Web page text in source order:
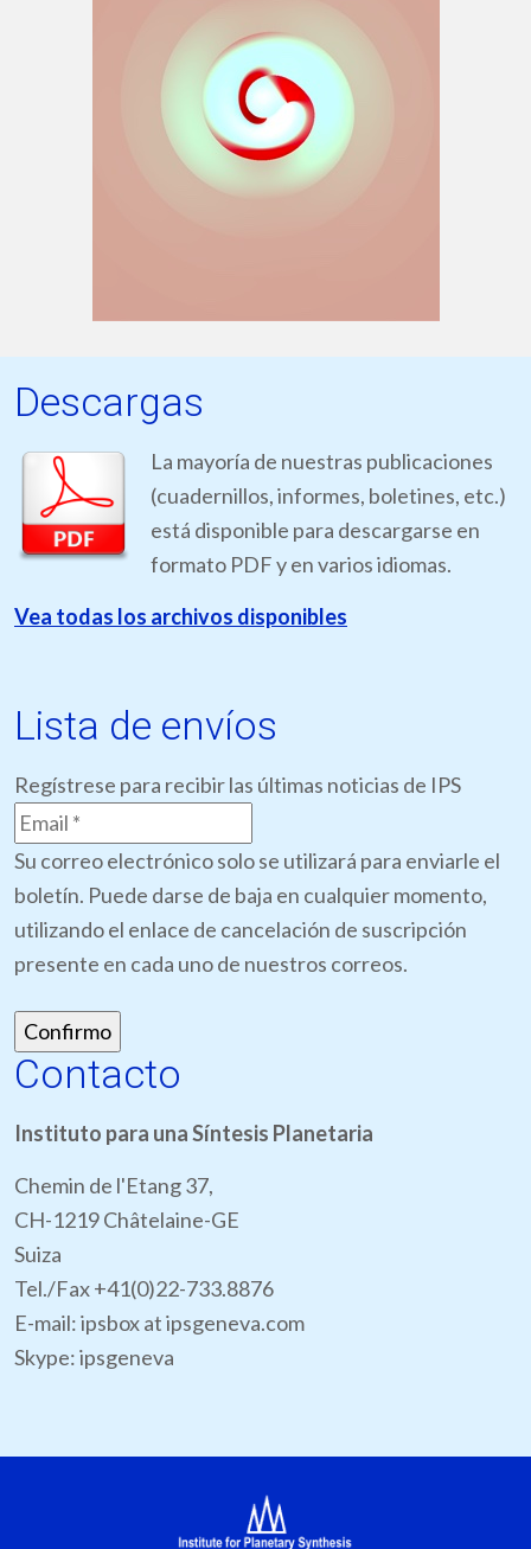
Descargas
La mayoría de nuestras publicaciones
(cuadernillos, informes, boletines, etc.)
está disponible para descargarse en
formato PDF y en varios idiomas.
Vea todas los archivos disponibles
Lista de envíos
Regístrese para recibir las últimas noticias de IPS
Su correo electrónico solo se utilizará para enviarle el
boletín. Puede darse de baja en cualquier momento,
utilizando el enlace de cancelación de suscripción
presente en cada uno de nuestros correos.
Contacto
Instituto para una Síntesis Planetaria
Chemin de l'Etang 37,
CH-1219 Châtelaine-GE
Suiza
Tel./Fax +41(0)22-733.8876
E-mail: ipsbox at ipsgeneva.com
Skype: ipsgeneva